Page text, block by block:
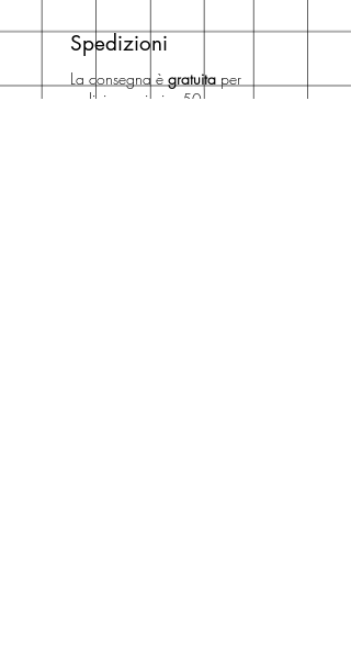
Spedizioni
La consegna è gratuita per
ordini superiori a 50 euro.